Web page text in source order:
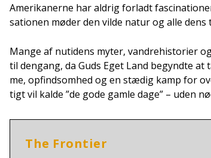
Ame­ri­ka­ner­ne har aldrig for­ladt
sa­tio­nen møder den vil­de natur og alle dens
Man­ge af nuti­dens myter, van­dre­hi­sto­ri­er
til den­gang, da Guds Eget Land begynd­te
me, opfindsom­hed og en stæ­dig kamp for
tigt vil kal­de ”de gode gam­le dage” – uden
The Fron­ti­er